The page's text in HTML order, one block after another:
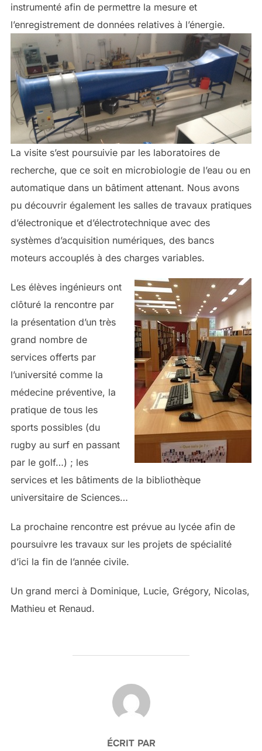
instrumenté afin de permettre la mesure et
l’enregistrement de données relatives à l’énergie.
La visite s’est poursuivie par les laboratoires de
recherche, que ce soit en microbiologie de l’eau ou en
automatique dans un bâtiment attenant. Nous avons
pu découvrir également les salles de travaux pratiques
d’électronique et d’électrotechnique avec des
systèmes d’acquisition numériques, des bancs
moteurs accouplés à des charges variables.
Les élèves ingénieurs ont
clôturé la rencontre par
la présentation d’un très
grand nombre de
services offerts par
l’université comme la
médecine préventive, la
pratique de tous les
sports possibles (du
rugby au surf en passant
par le golf…) ; les
services et les bâtiments de la bibliothèque
universitaire de Sciences…
La prochaine rencontre est prévue au lycée afin de
poursuivre les travaux sur les projets de spécialité
d’ici la fin de l’année civile.
Un grand merci à Dominique, Lucie, Grégory, Nicolas,
Mathieu et Renaud.
AUTEUR DE LA PUBLICATION
ÉCRIT PAR